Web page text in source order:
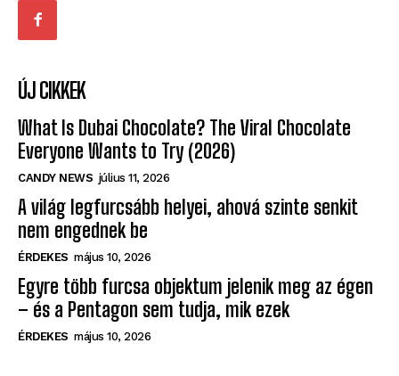
ÚJ CIKKEK
What Is Dubai Chocolate? The Viral Chocolate
Everyone Wants to Try (2026)
CANDY NEWS július 11, 2026
A világ legfurcsább helyei, ahová szinte senkit
nem engednek be
ÉRDEKES május 10, 2026
Egyre több furcsa objektum jelenik meg az égen
– és a Pentagon sem tudja, mik ezek
ÉRDEKES május 10, 2026